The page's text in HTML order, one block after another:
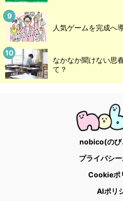
人気ゲームを完成へ
なかなか聞けない思
て？
nobico(のび
プライバシ
Cookieポ
AIポリ